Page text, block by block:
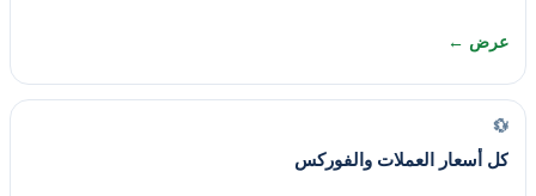
عرض ←
💱
كل أسعار العملات والفوركس